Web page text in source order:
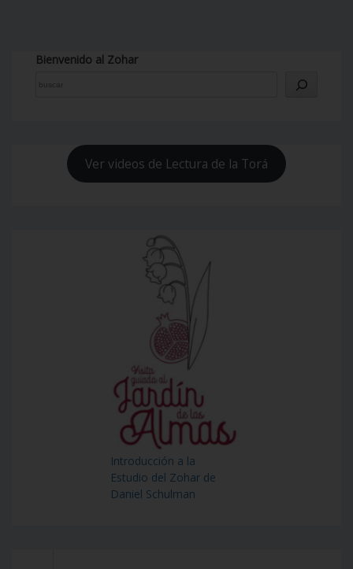
Bienvenido al Zohar
Ver videos de Lectura de la Torá
Introducción a la
Estudio del Zohar de
Daniel Schulman